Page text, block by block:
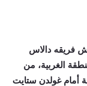
فريقه دالاس
الغربية، من
أمام غولدن ستايت